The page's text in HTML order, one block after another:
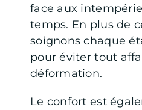
face aux
temps. En plus de
soignons chaque
pour éviter tout
déformation.
Le confort est